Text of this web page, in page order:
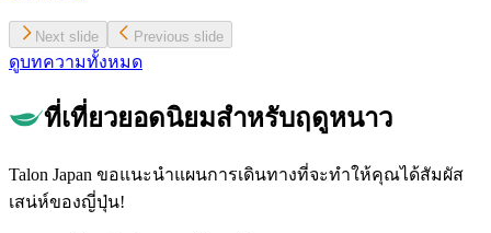
Next slide Previous slide
ดูบทความทั้งหมด
ที่เที่ยวยอดนิยมสำหรับฤดูหนาว
Talon Japan ขอแนะนำแผนการเดินทางที่จะทำให้คุณได้สัมผัส
เสน่ห์ของญี่ปุ่น!